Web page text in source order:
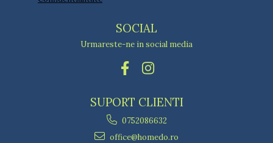
SOCIAL
Urmareste-ne in social media
SUPORT CLIENTI
0752086632
office@homedo.ro